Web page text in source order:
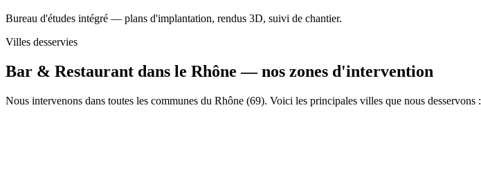
Bureau d'études intégré — plans d'implantation, rendus 3D, suivi de chantier.
Villes desservies
Bar & Restaurant dans le Rhône —nos zones d'intervention
Nous intervenons dans toutes les communes du Rhône (69). Voici les principales villes que nous desservons :